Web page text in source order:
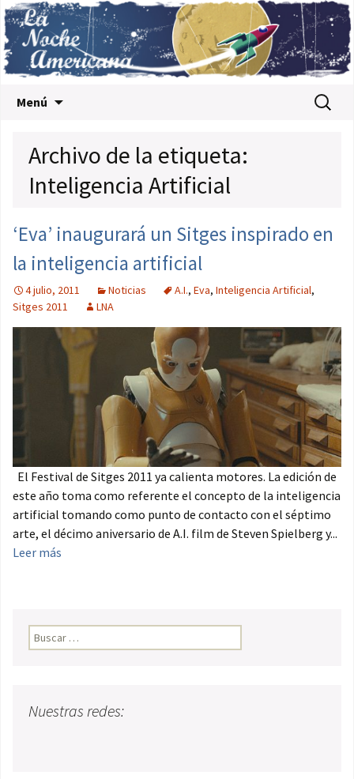
Menú Buscar:
Archivo de la etiqueta:
Inteligencia Artificial
‘Eva’ inaugurará un Sitges inspirado en
la inteligencia artificial
4 julio, 2011 Noticias A.I., Eva, Inteligencia Artificial,
Sitges 2011
LNA
El Festival de Sitges 2011 ya calienta motores. La edición de
este año toma como referente el concepto de la inteligencia
artificial tomando como punto de contacto con el séptimo
arte, el décimo aniversario de A.I. film de Steven Spielberg y...
Leer más
Buscar:
Nuestras redes: